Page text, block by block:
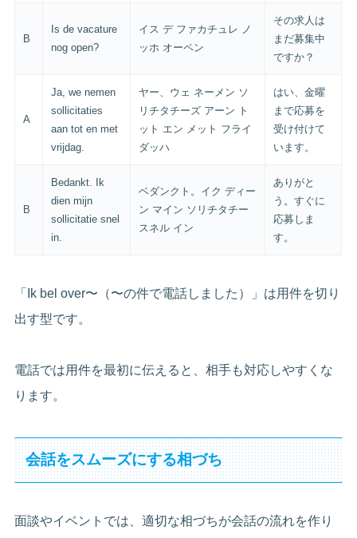
B
Is de vacature
nog open?
イス デ ファカチュレ ノ
ッホ オーペン
その求人は
まだ募集中
ですか？
A
Ja, we nemen
sollicitaties
aan tot en met
vrijdag.
ヤー、ウェ ネーメン ソ
リチタチーズ アーン ト
ット エン メット フライ
ダッハ
はい、金曜
まで応募を
受け付けて
います。
B
Bedankt. Ik
dien mijn
sollicitatie snel
in.
ベダンクト。イク ディー
ン マイン ソリチタチー
スネル イン
ありがと
う。すぐに
応募しま
す。
「Ik bel over〜（〜の件で電話しました）」は用件を切り
出す型です。
電話では用件を最初に伝えると、相手も対応しやすくな
ります。
会話をスムーズにする相づち
面談やイベントでは、適切な相づちが会話の流れを作り